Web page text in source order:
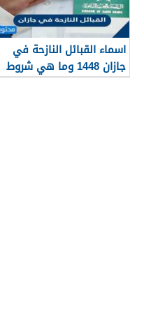
اسماء القبائل النازحة في
جازان 1448 وما هي شروط
تجنيسها